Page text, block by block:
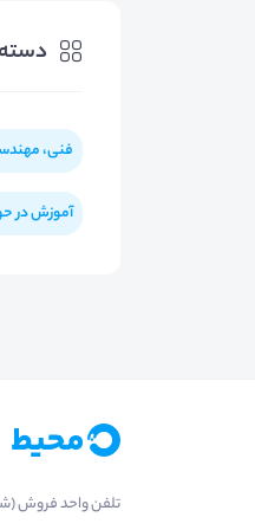
فنی،
آموزش در
تلفن واحد فروش (شنبه تا